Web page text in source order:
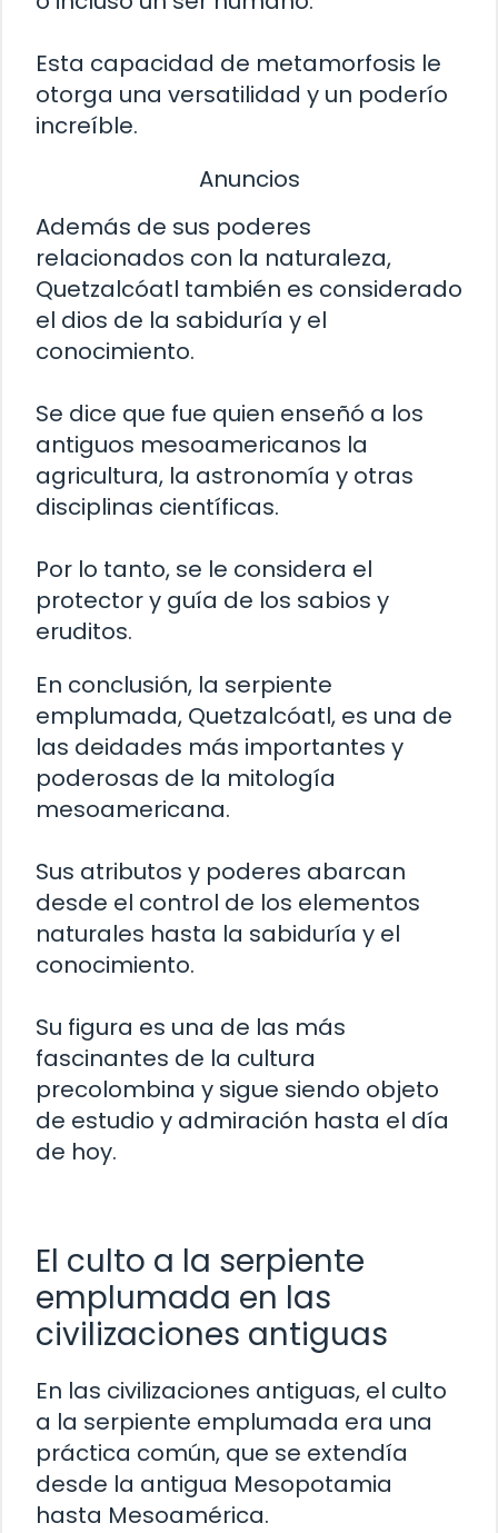
Esta capacidad de metamorfosis le
otorga una versatilidad y un poderío
increíble.
Anuncios
Además de sus poderes
relacionados con la naturaleza,
Quetzalcóatl también es considerado
el dios de la sabiduría y el
conocimiento.
Se dice que fue quien enseñó a los
antiguos mesoamericanos la
agricultura, la astronomía y otras
disciplinas científicas.
Por lo tanto, se le considera el
protector y guía de los sabios y
eruditos.
En conclusión, la serpiente
emplumada, Quetzalcóatl, es una de
las deidades más importantes y
poderosas de la mitología
mesoamericana.
Sus atributos y poderes abarcan
desde el control de los elementos
naturales hasta la sabiduría y el
conocimiento.
Su figura es una de las más
fascinantes de la cultura
precolombina y sigue siendo objeto
de estudio y admiración hasta el día
de hoy.
El culto a la serpiente
emplumada en las
civilizaciones antiguas
En las civilizaciones antiguas, el culto
a la serpiente emplumada era una
práctica común, que se extendía
desde la antigua Mesopotamia
hasta Mesoamérica.